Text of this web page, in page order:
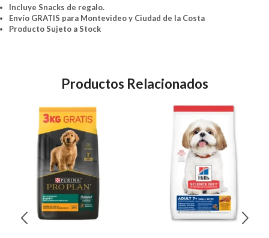
Media
Incluye Snacks de regalo.
Envío GRATIS para Montevideo y Ciudad de la Costa
Producto Sujeto a Stock
Productos Relacionados